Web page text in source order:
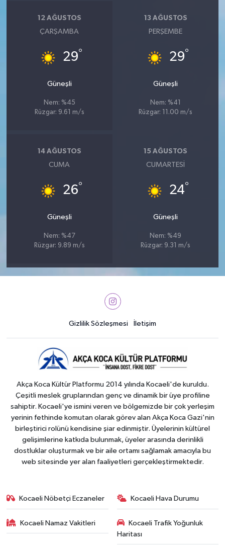
12 AĞUSTOS
ÇARŞAMBA
29°
Güneşli
Nem: %45
Rüzgar: 9.61 m/s
13 AĞUSTOS
PERŞEMBE
29°
Güneşli
Nem: %41
Rüzgar: 11.00 m/s
14 AĞUSTOS
CUMA
26°
Güneşli
Nem: %47
Rüzgar: 9.89 m/s
15 AĞUSTOS
CUMARTESI
24°
Güneşli
Nem: %49
Rüzgar: 9.31 m/s
Gizlilik Sözleşmesi İletişim
Akça Koca Kültür Platformu 2014 yılında Kocaeli'de kuruldu.
Çeşitli meslek gruplarından genç ve dinamik bir üye profiline
sahiptir. Kocaeli'ye ismini veren ve bölgemizde bir çok yerleşim
yerinin fethinde komutan olarak görev alan Akça Koca Gazi'nin
birleştirici rolünü kendisine şiar edinmiştir. Üyelerinin kültürel
gelişimlerine katkıda bulunmak, üyeler arasında derinlikli
dostluklar oluşturmak ve bir aile ortamı sağlamak amacıyla bu
web sitesinde yer alan faaliyetleri gerçekleştirmektedir.
Kocaeli Nöbetçi Eczaneler Kocaeli Hava Durumu
Kocaeli Namaz Vakitleri
Kocaeli Trafik Yoğunluk
Haritası